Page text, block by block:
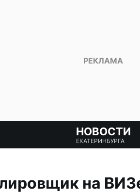
НОВОСТИ
ЕКАТЕРИНБУРГА
на